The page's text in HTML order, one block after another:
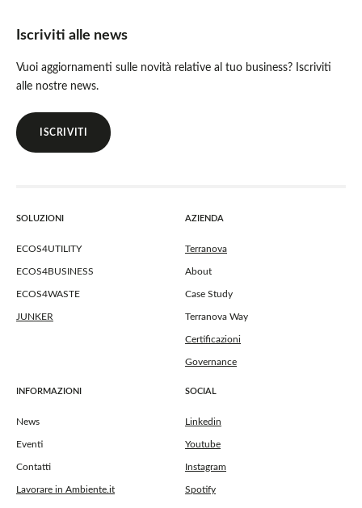
Iscriviti alle news
Vuoi aggiornamenti sulle novità relative al tuo business? Iscriviti
alle nostre news.
ISCRIVITI
SOLUZIONI
ECOS4UTILITY
ECOS4BUSINESS
ECOS4WASTE
JUNKER
AZIENDA
Terranova
About
Case Study
Terranova Way
Certificazioni
Governance
INFORMAZIONI
News
Eventi
Contatti
Lavorare in Ambiente.it
SOCIAL
Linkedin
Youtube
Instagram
Spotify